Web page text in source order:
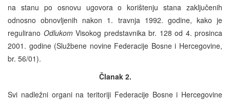
na stanu po osnovu ugovora o korištenju stana zaključenih
odnosno obnovljenih nakon 1. travnja 1992. godine, kako je
regulirano Odlukom Visokog predstavnika br. 128 od 4. prosinca
2001. godine (Službene novine Federacije Bosne i Hercegovine,
br. 56/01).
Članak 2.
Svi nadležni organi na teritoriji Federacije Bosne i Hercegovine